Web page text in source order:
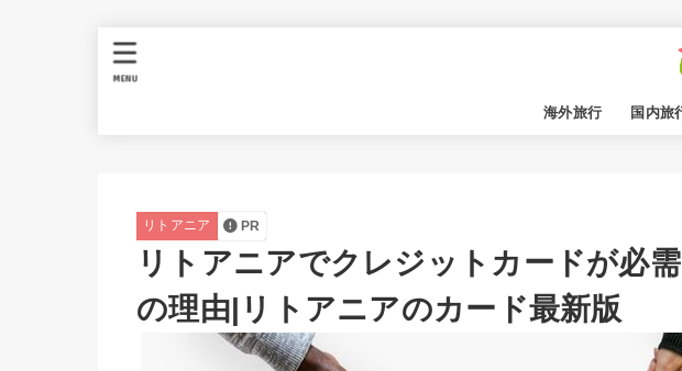
海外旅行 国内旅
MENU
リトアニア PR
リトアニアでクレジットカードが必
の理由|リトアニアのカード最新版